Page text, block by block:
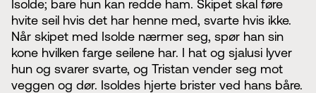
Isolde; bare hun kan redde ham. Skipet skal føre
hvite seil hvis det har henne med, svarte hvis ikke.
Når skipet med Isolde nærmer seg, spør han sin
kone hvilken farge seilene har. I hat og sjalusi lyver
hun og svarer svarte, og Tristan vender seg mot
veggen og dør. Isoldes hjerte brister ved hans båre.